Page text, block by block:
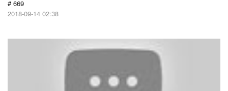
# 669
2018-09-14 02:38